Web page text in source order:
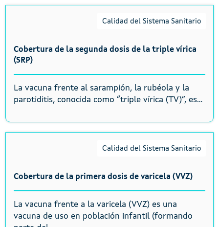
Calidad del Sistema Sanitario
Cobertura de la segunda dosis de la triple vírica
(SRP)
La vacuna frente al sarampión, la rubéola y la
parotiditis, conocida como “triple vírica (TV)”, es...
Calidad del Sistema Sanitario
Cobertura de la primera dosis de varicela (VVZ)
La vacuna frente a la varicela (VVZ) es una
vacuna de uso en población infantil (formando